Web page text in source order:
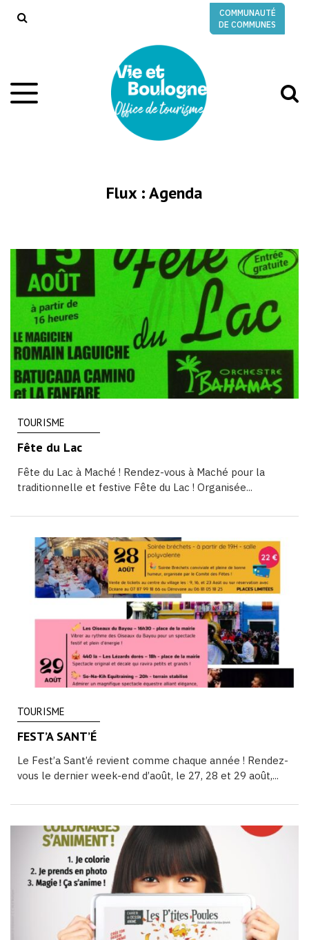
COMMUNAUTÉ
DE COMMUNES
Aller
à
Flux :Agenda
TOURISME
Fête du Lac
Fête du Lac à Maché ! Rendez-vous à Maché pour la
traditionnelle et festive Fête du Lac ! Organisée...
TOURISME
FEST’A SANT’É
Le Fest’a Sant’é revient comme chaque année ! Rendez-
vous le dernier week-end d’août, le 27, 28 et 29 août,...